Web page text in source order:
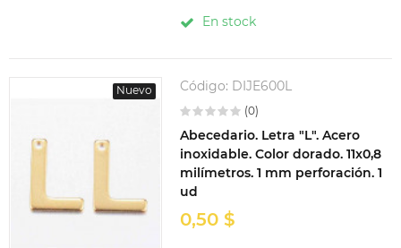
En stock
Nuevo Código: DIJE600L
(0)
Abecedario. Letra "L". Acero
inoxidable. Color dorado. 11x0,8
milímetros. 1 mm perforación. 1
ud
0,50 $